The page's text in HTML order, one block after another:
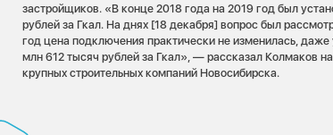
застройщиков. «В конце 2018 года на 2019 год был
рублей за Гкал. На днях [18 декабря] вопрос был
год цена подключения практически не изменилась,
млн 612 тысяч рублей за Гкал», — рассказал Колмаков
крупных строительных компаний Новосибирска.